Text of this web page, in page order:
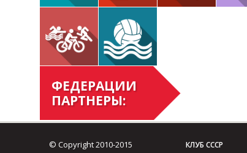
ФЕДЕРАЦИИ
ПАРТНЕРЫ:
© Copyright 2010-2015
КЛУБ СССР